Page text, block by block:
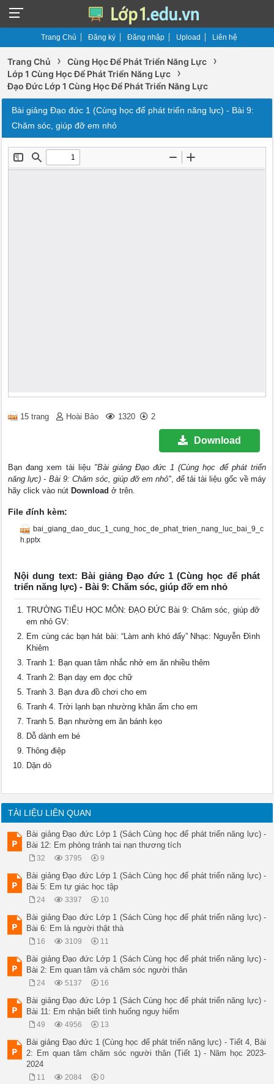
Trang Chủ Đăng ký Đăng nhập Upload Liên hệ
Trang Chủ › Cùng Học Để Phát Triển Năng Lực ›
Lớp 1 Cùng Học Để Phát Triển Năng Lực ›
Đạo Đức Lớp 1 Cùng Học Để Phát Triển Năng Lực
Bài giảng Đạo đức 1 (Cùng học để phát triển năng lực) - Bài 9:
Chăm sóc, giúp đỡ em nhỏ
15 trang Hoài Bảo 1320 2
Download
Bạn đang xem tài liệu "Bài giảng Đạo đức 1 (Cùng học để phát triển
năng lực) - Bài 9: Chăm sóc, giúp đỡ em nhỏ", để tải tài liệu gốc về máy
hãy click vào nút Download ở trên.
File đính kèm:
bai_giang_dao_duc_1_cung_hoc_de_phat_trien_nang_luc_bai_9_c
h.pptx
Nội dung text: Bài giảng Đạo đức 1 (Cùng học để phát
triển năng lực) - Bài 9: Chăm sóc, giúp đỡ em nhỏ
TRƯỜNG TIỂU HỌC MÔN: ĐẠO ĐỨC Bài 9: Chăm sóc, giúp đỡ
em nhỏ GV:
Em cùng các bạn hát bài: “Làm anh khó đấy” Nhạc: Nguyễn Đình
Khiêm
Tranh 1: Bạn quan tâm nhắc nhở em ăn nhiều thêm
Tranh 2: Bạn dạy em đọc chữ
Tranh 3. Bạn đưa đồ chơi cho em
Tranh 4. Trời lạnh bạn nhường khăn ấm cho em
Tranh 5. Bạn nhường em ăn bánh kẹo
Dỗ dành em bé
Thông điệp
Dặn dò
TÀI LIỆU LIÊN QUAN
Bài giảng Đạo đức Lớp 1 (Sách Cùng học để phát triển năng lực) -
Bài 12: Em phòng tránh tai nạn thương tích
32 3795 9
Bài giảng Đạo đức Lớp 1 (Sách Cùng học để phát triển năng lực) -
Bài 5: Em tự giác học tập
24 3397 10
Bài giảng Đạo đức Lớp 1 (Sách Cùng học để phát triển năng lực) -
Bài 6: Em là người thật thà
16 3109 11
Bài giảng Đạo đức Lớp 1 (Sách Cùng học để phát triển năng lực) -
Bài 2: Em quan tâm và chăm sóc người thân
24 5137 16
Bài giảng Đạo đức Lớp 1 (Sách Cùng học để phát triển năng lực) -
Bài 11: Em nhận biết tình huống nguy hiểm
49 4956 13
Bài giảng Đạo đức 1 (Cùng học để phát triển năng lực) - Tiết 4, Bài
2: Em quan tâm chăm sóc người thân (Tiết 1) - Năm học 2023-
2024
11 2084 0